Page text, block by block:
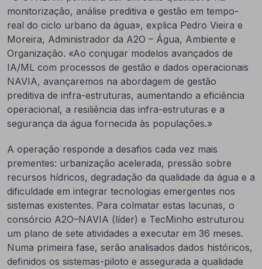
monitorização, análise preditiva e gestão em tempo-
real do ciclo urbano da água», explica Pedro Vieira e
Moreira, Administrador da A2O – Água, Ambiente e
Organização. «Ao conjugar modelos avançados de
IA/ML com processos de gestão e dados operacionais
NAVIA, avançaremos na abordagem de gestão
preditiva de infra-estruturas, aumentando a eficiência
operacional, a resiliência das infra-estruturas e a
segurança da água fornecida às populações.»
A operação responde a desafios cada vez mais
prementes: urbanização acelerada, pressão sobre
recursos hídricos, degradação da qualidade da água e a
dificuldade em integrar tecnologias emergentes nos
sistemas existentes. Para colmatar estas lacunas, o
consórcio A2O–NAVIA (líder) e TecMinho estruturou
um plano de sete atividades a executar em 36 meses.
Numa primeira fase, serão analisados dados históricos,
definidos os sistemas-piloto e assegurada a qualidade